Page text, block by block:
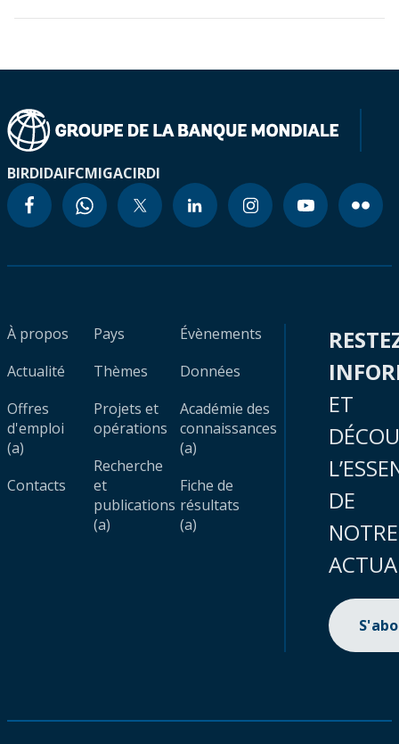
BIRDIDAIFCMIGACIRDI
À propos
Actualité
Offres
d'emploi
(a)
Contacts
Pays
Thèmes
Projets et
opérations
Recherche
et
publications
(a)
Évènements
Données
Académie des
connaissances
(a)
Fiche de
résultats
(a)
ET
DE
NOTRE